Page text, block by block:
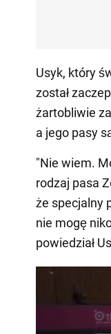
Usyk, który
został
żartobliwie
a jego pasy
"Nie wiem.
rodzaj pasa
że specjalny
nie mogę
powiedział